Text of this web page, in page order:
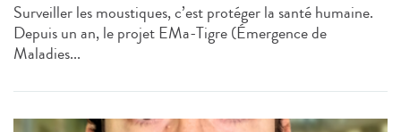
Surveiller les moustiques, c’est protéger la santé humaine.
Depuis un an, le projet EMa‑Tigre (Émergence de
Maladies...